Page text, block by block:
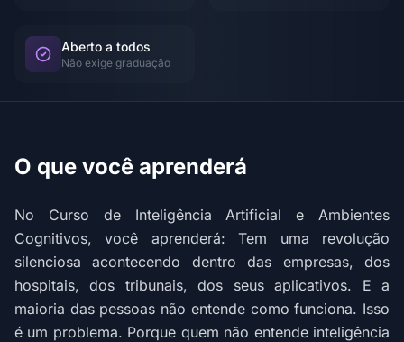
Aberto a todos
Não exige graduação
O que você aprenderá
No Curso de Inteligência Artificial e Ambientes
Cognitivos, você aprenderá: Tem uma revolução
silenciosa acontecendo dentro das empresas, dos
hospitais, dos tribunais, dos seus aplicativos. E a
maioria das pessoas não entende como funciona. Isso
é um problema. Porque quem não entende inteligência